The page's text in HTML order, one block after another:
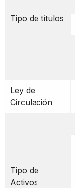
Tipo de títulos
Ley de
Circulación
Tipo de
Activos